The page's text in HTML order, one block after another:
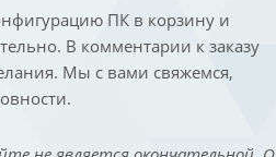
ПК в корзину и
В комментарии к заказу
Мы с вами свяжемся,